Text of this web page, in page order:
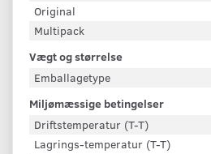
Original
Multipack
Vægt og størrelse
Emballagetype
Miljømæssige betingelser
Driftstemperatur (T-T)
Lagrings-temperatur (T-T)